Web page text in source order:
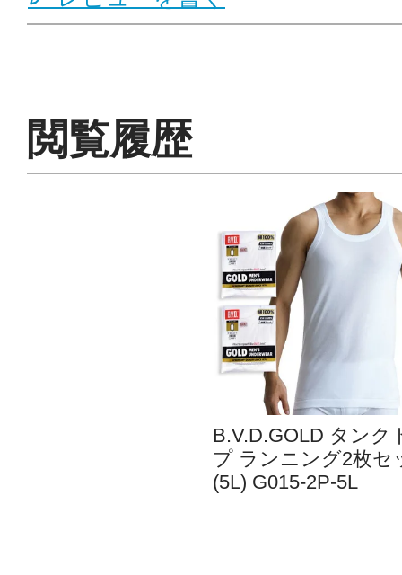
閲覧履歴
B.V.D.GOLD タンク
プ ランニング2枚セ
(5L) G015-2P-5L